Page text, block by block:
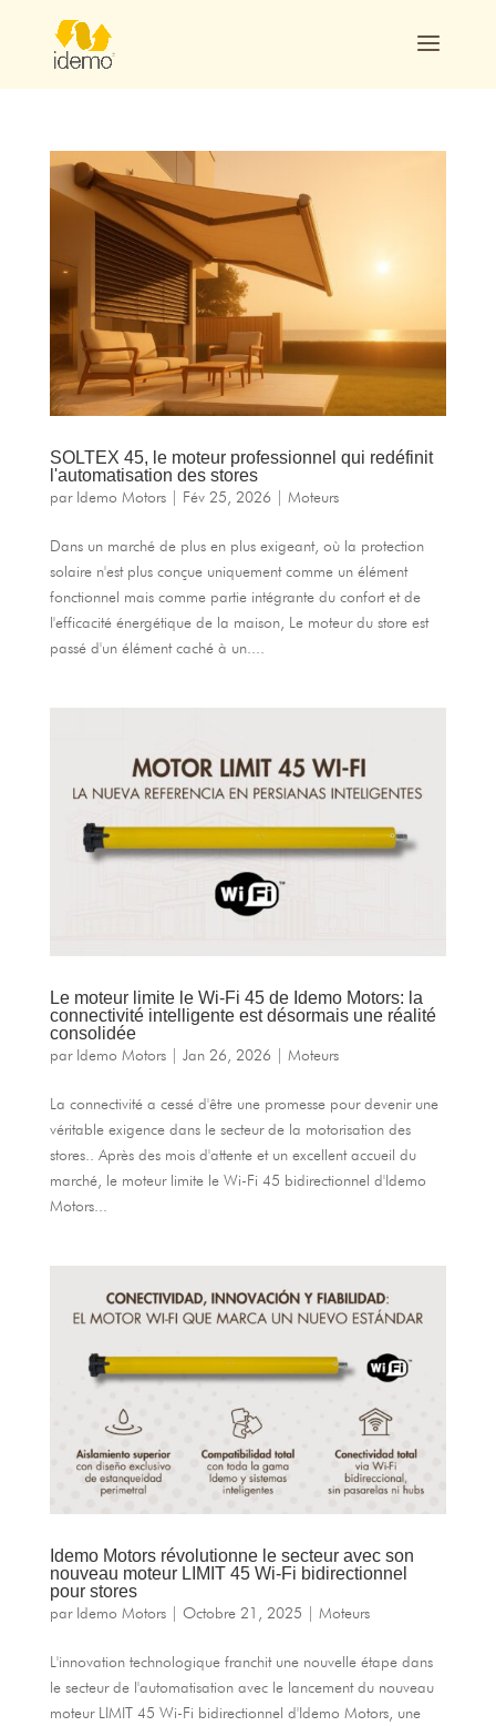
SOLTEX 45, le moteur professionnel qui redéfinit
l'automatisation des stores
par Idemo Motors| Fév 25, 2026 Moteurs
Dans un marché de plus en plus exigeant, où la protection
solaire n'est plus conçue uniquement comme un élément
fonctionnel mais comme partie intégrante du confort et de
l'efficacité énergétique de la maison, Le moteur du store est
passé d'un élément caché à un....
Le moteur limite le Wi-Fi 45 de Idemo Motors: la
connectivité intelligente est désormais une réalité
consolidée
par Idemo Motors| Jan 26, 2026 Moteurs
La connectivité a cessé d'être une promesse pour devenir une
véritable exigence dans le secteur de la motorisation des
stores.. Après des mois d'attente et un excellent accueil du
marché, le moteur limite le Wi-Fi 45 bidirectionnel d'Idemo
Motors...
Idemo Motors révolutionne le secteur avec son
nouveau moteur LIMIT 45 Wi-Fi bidirectionnel
pour stores
par Idemo Motors| Octobre 21, 2025 Moteurs
L'innovation technologique franchit une nouvelle étape dans
le secteur de l'automatisation avec le lancement du nouveau
moteur LIMIT 45 Wi-Fi bidirectionnel d'Idemo Motors, une